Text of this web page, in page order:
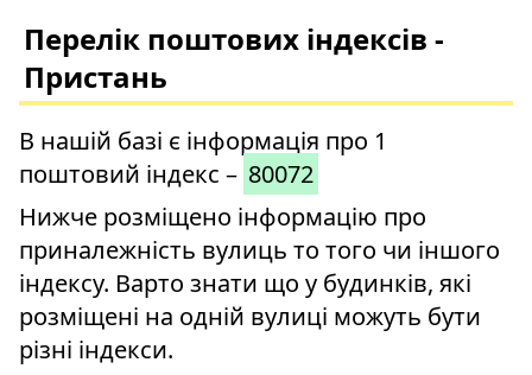
Перелік поштових індексів -
Пристань
В нашій базі є інформація про 1
поштовий індекс – 80072
Нижче розміщено інформацію про
приналежність вулиць то того чи іншого
індексу. Варто знати що у будинків, які
розміщені на одній вулиці можуть бути
різні індекси.